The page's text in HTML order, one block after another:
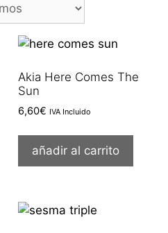
últimos
Akia Here Comes The
Sun
6,60€ IVA Incluido
añadir al carrito